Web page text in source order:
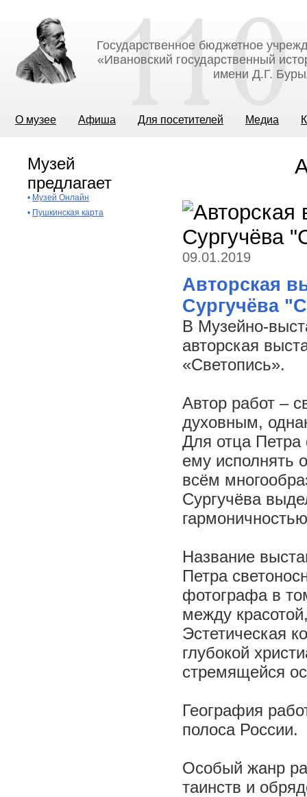
Государственное бюджетное
«Ивановский государственный
имени Д.Г.
О музее Афиша Для посетителей Медиа
Музей
предлагает
• Музей Онлайн
• Пушкинская карта
09.01.2019
Авторская
Сургучёва
В Музейно-
авторская
«Светопись».
Автор работ –
духовным,
Для отца Петра
ему исполнять
всём
Сургучёва
Название
Петра
фотографа в
между
Эстетическая
глубокой
стремящейся
География
полоса России.
Особый жанр
таинств и